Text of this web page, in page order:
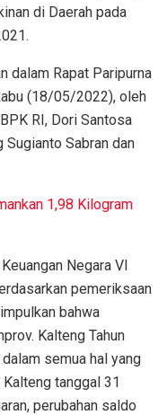
di Daerah pada
dalam Rapat Paripurna
(18/05/2022), oleh
RI, Dori Santosa
Sugianto Sabran dan
1,98 Kilogram
Negara VI
pemeriksaan
bahwa
Kalteng Tahun
semua hal yang
tanggal 31
perubahan saldo